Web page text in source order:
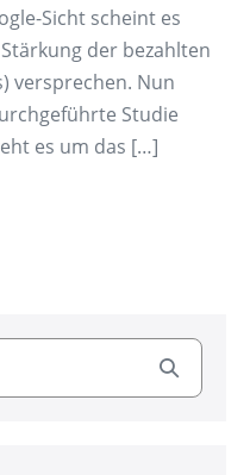
Sicht scheint es
der bezahlten
versprechen. Nun
Studie
es um das […]